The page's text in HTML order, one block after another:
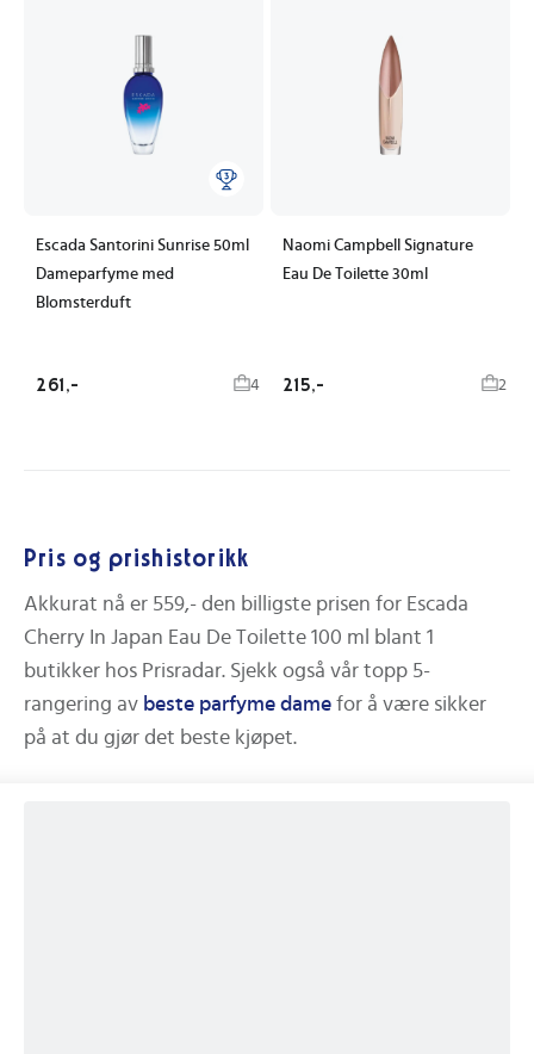
Escada Santorini Sunrise 50ml
Dameparfyme med
Blomsterduft
261,- 4
Naomi Campbell Signature
Eau De Toilette 30ml
215,- 2
Pris og prishistorikk
Akkurat nå er 559,- den billigste prisen for Escada
Cherry In Japan Eau De Toilette 100 ml
blant 1
butikker hos Prisradar. Sjekk også vår topp 5-
rangering av beste parfyme dame for å være sikker
på at du gjør det beste kjøpet.